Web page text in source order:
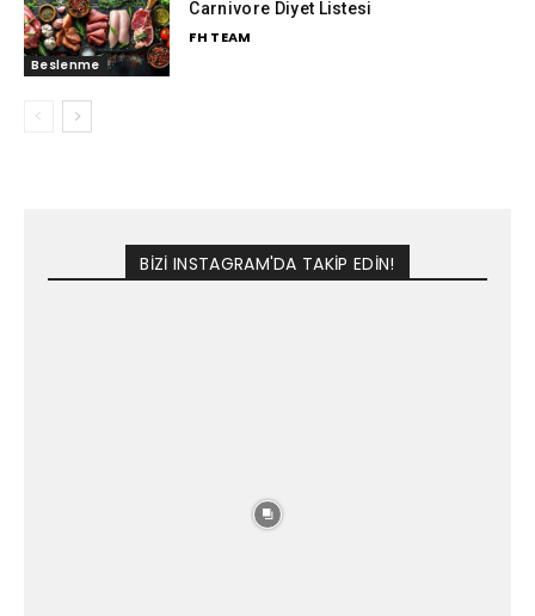
Beslenme
Carnivore Diyet Listesi
FH TEAM
BİZİ INSTAGRAM'DA TAKİP EDİN!